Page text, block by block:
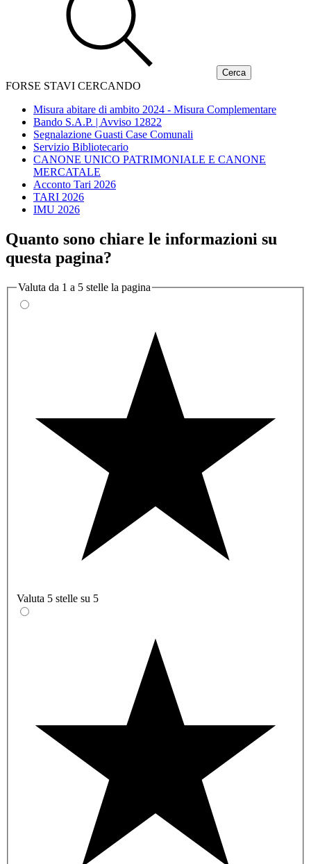
FORSE STAVI CERCANDO
Misura abitare di ambito 2024 - Misura Complementare
Bando S.A.P. | Avviso 12822
Segnalazione Guasti Case Comunali
Servizio Bibliotecario
CANONE UNICO PATRIMONIALE E CANONE
MERCATALE
Acconto Tari 2026
TARI 2026
IMU 2026
Quanto sono chiare le informazioni su
questa pagina?
Valuta da 1 a 5 stelle la pagina
Valuta 5 stelle su 5